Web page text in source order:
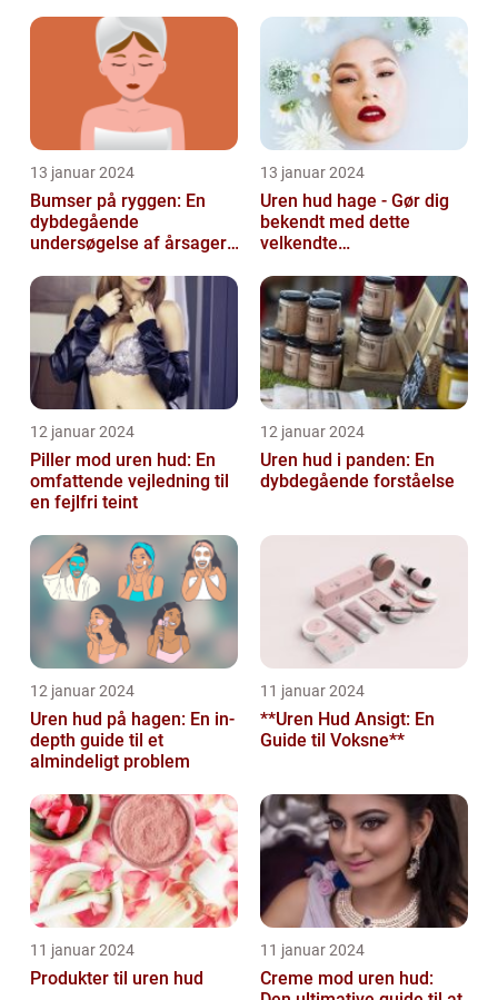
forebyggelse
13 januar 2024
Bumser på ryggen: En
dybdegående
undersøgelse af årsager,
forebyggelse
13 januar 2024
Uren hud hage - Gør dig
bekendt med dette
velkendte
12 januar 2024
Piller mod uren hud: En
omfattende vejledning til
en fejlfri teint
12 januar 2024
Uren hud i panden: En
dybdegående forståelse
12 januar 2024
Uren hud på hagen: En in-
depth guide til et
almindeligt problem
11 januar 2024
**Uren Hud Ansigt: En
Guide til Voksne**
11 januar 2024
Produkter til uren hud
11 januar 2024
Creme mod uren hud: